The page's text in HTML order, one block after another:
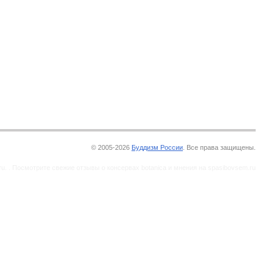
© 2005-2026 Буддизм России . Все права защищены.